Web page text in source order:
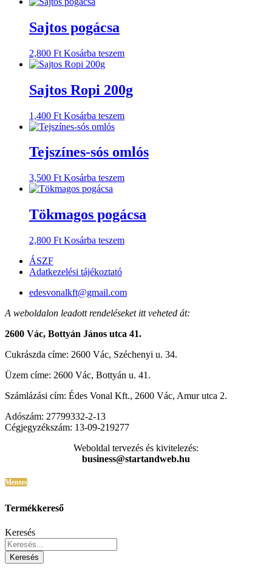
Sajtos pogácsa
2,800 Ft Kosárba teszem
Sajtos Ropi 200g
1,400 Ft Kosárba teszem
Tejszínes-sós omlós
3,500 Ft Kosárba teszem
Tökmagos pogácsa
2,800 Ft Kosárba teszem
ÁSZF
Adatkezelési tájékoztató
edesvonalkft@gmail.com
A weboldalon leadott rendeléseket itt veheted át:
2600 Vác, Bottyán János utca 41.
Cukrászda címe: 2600 Vác, Széchenyi u. 34.
Üzem címe: 2600 Vác, Bottyán u. 41.
Számlázási cím: Édes Vonal Kft., 2600 Vác, Amur utca 2.
Adószám: 27799332-2-13
Cégjegyzékszám: 13-09-219277
Weboldal tervezés és kivitelezés:
business@startandweb.hu
Mentes
Termékkereső
Keresés
Keresés